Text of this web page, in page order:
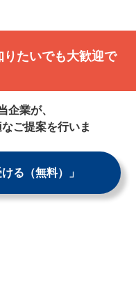
りたいでも大歓迎で
企業が、
ご提案を行いま
る（無料）」